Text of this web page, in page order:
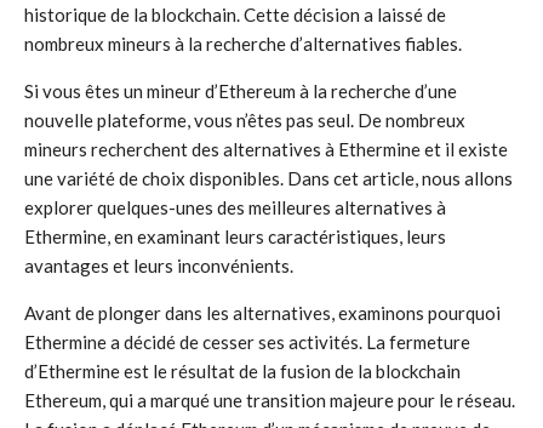
historique de la blockchain. Cette décision a laissé de
nombreux mineurs à la recherche d’alternatives fiables.
Si vous êtes un mineur d’Ethereum à la recherche d’une
nouvelle plateforme, vous n’êtes pas seul. De nombreux
mineurs recherchent des alternatives à Ethermine et il existe
une variété de choix disponibles. Dans cet article, nous allons
explorer quelques-unes des meilleures alternatives à
Ethermine, en examinant leurs caractéristiques, leurs
avantages et leurs inconvénients.
Avant de plonger dans les alternatives, examinons pourquoi
Ethermine a décidé de cesser ses activités. La fermeture
d’Ethermine est le résultat de la fusion de la blockchain
Ethereum, qui a marqué une transition majeure pour le réseau.